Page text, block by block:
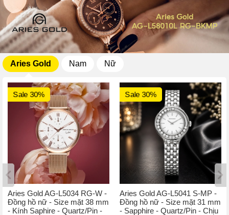
Aries Gold Nam Nữ
Sale 30%
Aries Gold AG-L5034 RG-W -
Đồng hồ nữ - Size mặt 38 mm
- Kính Saphire - Quartz/Pin -
Sale 30%
Aries Gold AG-L5041 S-MP -
Đồng hồ nữ - Size mặt 31 mm
- Sapphire - Quartz/Pin - Chịu